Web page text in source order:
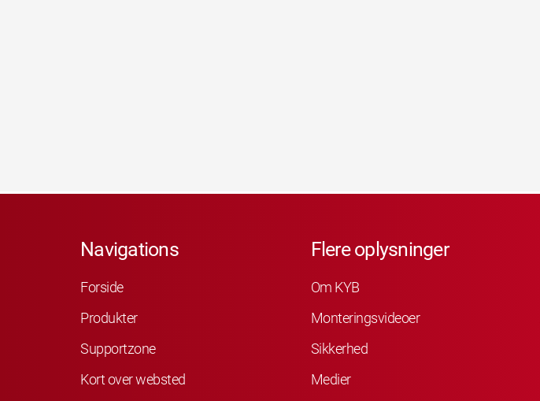
Navigations
Forside
Produkter
Supportzone
Kort over websted
Flere oplysninger
Om KYB
Monteringsvideoer
Sikkerhed
Medier